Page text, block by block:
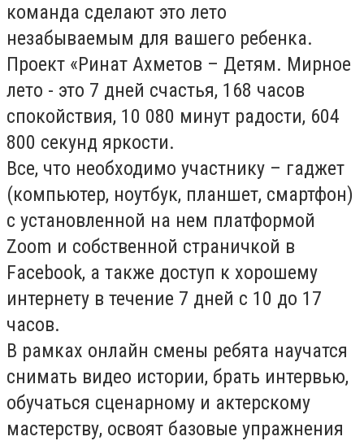
команда сделают это лето
незабываемым для вашего ребенка.
Проект «Ринат Ахметов – Детям. Мирное
лето - это 7 дней счастья, 168 часов
спокойствия, 10 080 минут радости, 604
800 секунд яркости.
Все, что необходимо участнику – гаджет
(компьютер, ноутбук, планшет, смартфон)
с установленной на нем платформой
Zoom и собственной страничкой в
Facebook, а также доступ к хорошему
интернету в течение 7 дней с 10 до 17
часов.
В рамках онлайн смены ребята научатся
снимать видео истории, брать интервью,
обучаться сценарному и актерскому
мастерству, освоят базовые упражнения